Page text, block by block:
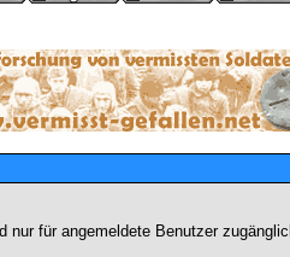
für angemeldete Benutzer